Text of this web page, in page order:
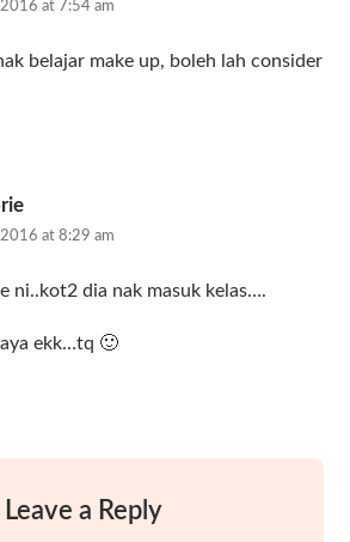
at 7:54 am
belajar make up, boleh lah consider
at 8:29 am
ni..kot2 dia nak masuk kelas….
ekk…tq 🙂
Leave a Reply